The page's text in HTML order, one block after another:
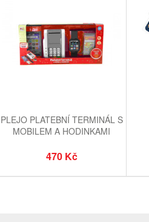
PLEJO PLATEBNÍ TERMINÁL S
MOBILEM A HODINKAMI
470 Kč